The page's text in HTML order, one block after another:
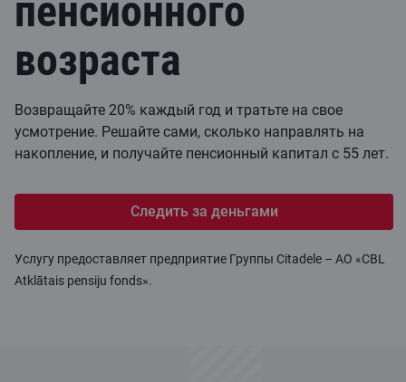
пенсионного
возраста
Возвращайте 20% каждый год и тратьте на свое
усмотрение. Решайте сами, сколько направлять на
накопление, и получайте пенсионный капитал с 55 лет.
Следить за деньгами
Услугу предоставляет предприятие Группы Citadele – АО «CBL
Atklātais pensiju fonds».